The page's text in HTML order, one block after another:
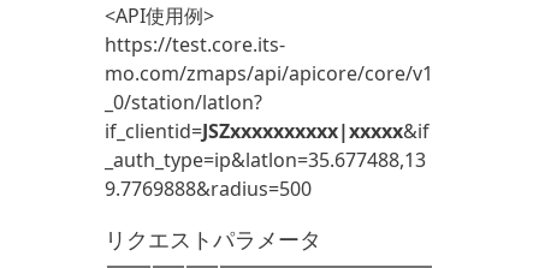
<API使用例>
https://test.core.its-
mo.com/zmaps/api/apicore/core/v1
_0/station/latlon?
if_clientid=JSZxxxxxxxxxx|xxxxx&if
_auth_type=ip&latlon=35.677488,13
9.7769888&radius=500
リクエストパラメータ